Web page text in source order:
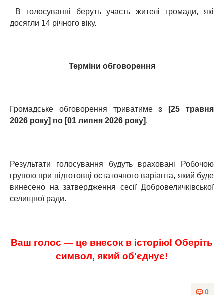
В голосуванні беруть участь жителі громади, які
досягли 14 річного віку.
Терміни обговорення
Громадське обговорення триватимез [25 травня
2026 року] по [01 липня 2026 року].
Результати голосування будуть враховані Робочою
групою при підготовці остаточного варіанта, який буде
винесено на затвердження сесії Добровеличківської
селищної ради.
Ваш голос — це внесок в історію! Оберіть
символ, який об'єднує!
0